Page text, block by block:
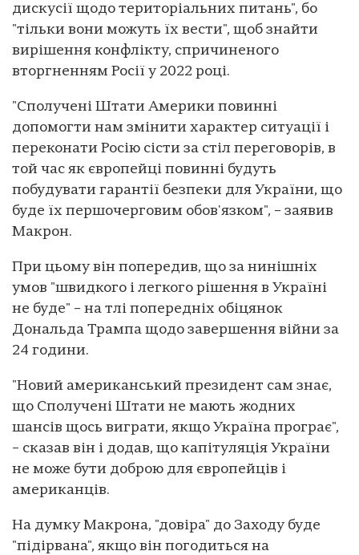
дискусії щодо територіальних питань", бо
"тільки вони можуть їх вести", щоб знайти
вирішення конфлікту, спричиненого
вторгненням Росії у 2022 році.
"Сполучені Штати Америки повинні
допомогти нам змінити характер ситуації і
переконати Росію сісти за стіл переговорів, в
той час як європейці повинні будуть
побудувати гарантії безпеки для України, що
буде їх першочерговим обов'язком", – заявив
Макрон.
При цьому він попередив, що за нинішніх
умов "швидкого і легкого рішення в Україні
не буде" – на тлі попередніх обіцянок
Дональда Трампа щодо завершення війни за
24 години.
"Новий американський президент сам знає,
що Сполучені Штати не мають жодних
шансів щось виграти, якщо Україна програє",
– сказав він і додав, що капітуляція України
не може бути доброю для європейців і
американців.
На думку Макрона, "довіра" до Заходу буде
"підірвана", якщо він погодиться на